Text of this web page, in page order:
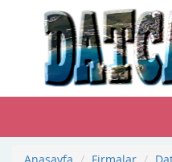
Anasayfa
Firmalar